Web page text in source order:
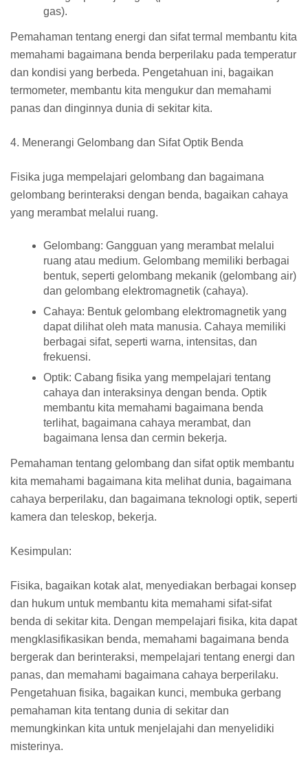
gas).
Pemahaman tentang energi dan sifat termal membantu kita
memahami bagaimana benda berperilaku pada temperatur
dan kondisi yang berbeda. Pengetahuan ini, bagaikan
termometer, membantu kita mengukur dan memahami
panas dan dinginnya dunia di sekitar kita.
4. Menerangi Gelombang dan Sifat Optik Benda
Fisika juga mempelajari gelombang dan bagaimana
gelombang berinteraksi dengan benda, bagaikan cahaya
yang merambat melalui ruang.
Gelombang: Gangguan yang merambat melalui
ruang atau medium. Gelombang memiliki berbagai
bentuk, seperti gelombang mekanik (gelombang air)
dan gelombang elektromagnetik (cahaya).
Cahaya: Bentuk gelombang elektromagnetik yang
dapat dilihat oleh mata manusia. Cahaya memiliki
berbagai sifat, seperti warna, intensitas, dan
frekuensi.
Optik: Cabang fisika yang mempelajari tentang
cahaya dan interaksinya dengan benda. Optik
membantu kita memahami bagaimana benda
terlihat, bagaimana cahaya merambat, dan
bagaimana lensa dan cermin bekerja.
Pemahaman tentang gelombang dan sifat optik membantu
kita memahami bagaimana kita melihat dunia, bagaimana
cahaya berperilaku, dan bagaimana teknologi optik, seperti
kamera dan teleskop, bekerja.
Kesimpulan:
Fisika, bagaikan kotak alat, menyediakan berbagai konsep
dan hukum untuk membantu kita memahami sifat-sifat
benda di sekitar kita. Dengan mempelajari fisika, kita dapat
mengklasifikasikan benda, memahami bagaimana benda
bergerak dan berinteraksi, mempelajari tentang energi dan
panas, dan memahami bagaimana cahaya berperilaku.
Pengetahuan fisika, bagaikan kunci, membuka gerbang
pemahaman kita tentang dunia di sekitar dan
memungkinkan kita untuk menjelajahi dan menyelidiki
misterinya.